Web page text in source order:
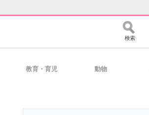
検索
教育・育児 動物